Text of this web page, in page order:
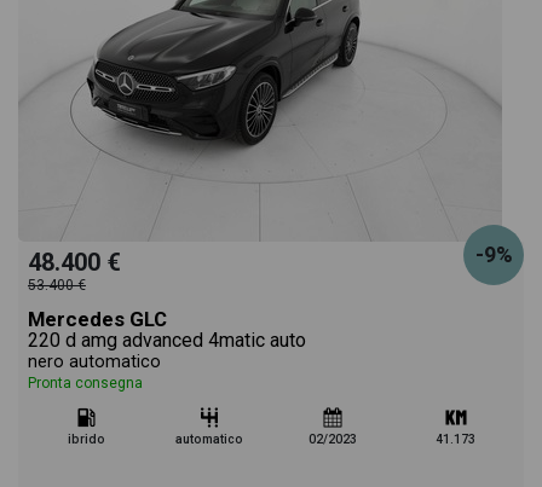
-9%
48.400 €
53.400 €
Mercedes GLC
220 d amg advanced 4matic auto
nero automatico
Pronta consegna
ibrido automatico 02/2023 41.173